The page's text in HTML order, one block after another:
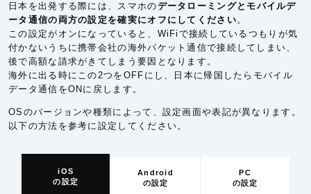
日本を出発する際には、スマホのデータローミングとモバイルデ
ータ通信の両方の設定を確実にオフにしてください。
この設定がオンになっていると、WiFiで接続しているつもりが気
付かないうちに携帯会社の海外パケット通信で接続してしまい、
後で高額な請求がきてしまう要因となります。
海外に出る時にこの2つをOFFにし、日本に帰国したらモバイル
データ通信をONに戻します。
OSのバージョンや種類によって、設定画面や表記が異なります。
以下の方法を参考に設定してください。
iOS
の設定
Android
の設定
PC
の設定